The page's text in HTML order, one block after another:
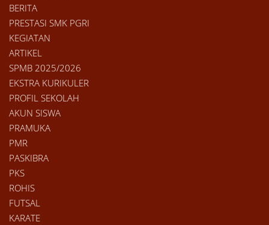
BERITA
PRESTASI SMK PGRI
KEGIATAN
ARTIKEL
SPMB 2025/2026
EKSTRA KURIKULER
PROFIL SEKOLAH
AKUN SISWA
PRAMUKA
PMR
PASKIBRA
PKS
ROHIS
FUTSAL
KARATE